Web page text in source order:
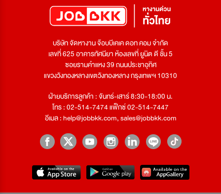
บริษัท จัดหางาน จ๊อบบีเคเค ดอท คอม จำกัด
เลขที่ 625 อาคารทัศนียา ห้องเลขที่ ยูนิต ดี ชั้น 5
ซอยรามคำแหง 39 ถนนประชาอุทิศ
แขวงวังทองหลางเขตวังทองหลาง กรุงเทพฯ 10310
ฝ่ายบริการลูกค้า : จันทร์-เสาร์ 8:30-18:00 น.
โทร : 02-514-7474 แฟ็กซ์ 02-514-7447
อีเมล :help@jobbkk.com,sales@jobbkk.com